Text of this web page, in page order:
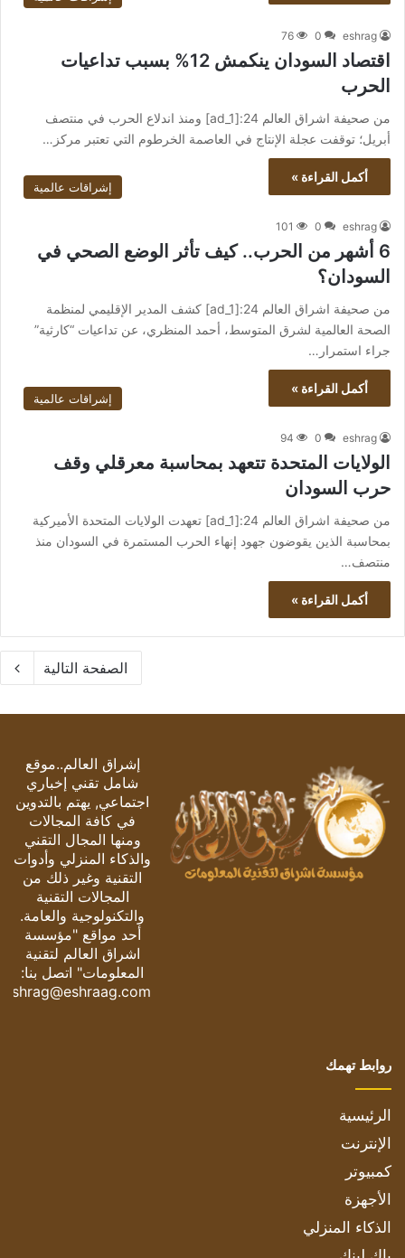
eshrag
0
76
اقتصاد السودان ينكمش 12% بسبب تداعيات
الحرب
من صحيفة اشراق العالم 24:[ad_1] ومنذ اندلاع الحرب في منتصف
أبريل؛ توقفت عجلة الإنتاج في العاصمة الخرطوم التي تعتبر مركز…
أكمل القراءة »
إشراقات عالمية
eshrag
0
101
6 أشهر من الحرب.. كيف تأثر الوضع الصحي في
السودان؟
من صحيفة اشراق العالم 24:[ad_1] كشف المدير الإقليمي لمنظمة
الصحة العالمية لشرق المتوسط، أحمد المنظري، عن تداعيات “كارثية”
جراء استمرار…
أكمل القراءة »
إشراقات عالمية
eshrag
0
94
الولايات المتحدة تتعهد بمحاسبة معرقلي وقف
حرب السودان
من صحيفة اشراق العالم 24:[ad_1] تعهدت الولايات المتحدة الأميركية
بمحاسبة الذين يقوضون جهود إنهاء الحرب المستمرة في السودان منذ
منتصف…
أكمل القراءة »
الصفحة التالية
إشراق العالم..موقع
شامل تقني إخباري
اجتماعي, يهتم بالتدوين
في كافة المجالات
ومنها المجال التقني
والذكاء المنزلي وأدوات
التقنية وغير ذلك من
المجالات التقنية
والتكنولوجية والعامة.
أحد مواقع "مؤسسة
اشراق العالم لتقنية
المعلومات" اتصل بنا:
eshrag@eshraag.com
روابط تهمك
الرئيسية
الإنترنت
كمبيوتر
الأجهزة
الذكاء المنزلي